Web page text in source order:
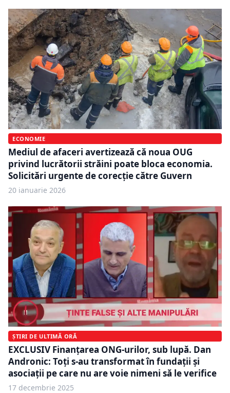
ECONOMIE
Mediul de afaceri avertizează că noua OUG
privind lucrătorii străini poate bloca economia.
Solicitări urgente de corecție către Guvern
20 ianuarie 2026
ȘTIRI DE ULTIMĂ ORĂ
EXCLUSIV Finanțarea ONG-urilor, sub lupă. Dan
Andronic: Toți s-au transformat în fundații și
asociații pe care nu are voie nimeni să le verifice
17 decembrie 2025